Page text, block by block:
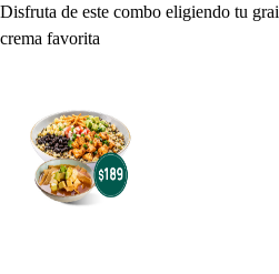
Disfruta de este combo eligiendo tu
crema favorita